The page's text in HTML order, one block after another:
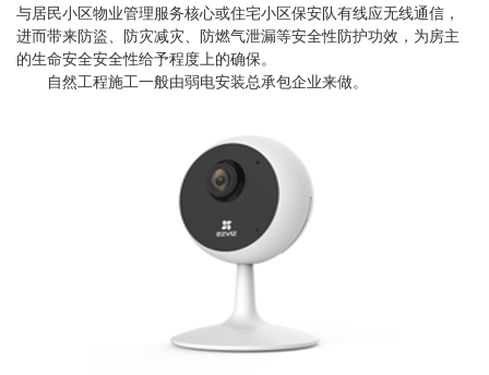
与居民小区物业管理服务核心或住宅小区保安队有线应无线通信，
进而带来防盜、防灾减灾、防燃气泄漏等安全性防护功效，为房主
的生命安全安全性给予程度上的确保。
自然工程施工一般由弱电安装总承包企业来做。